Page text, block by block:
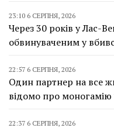
23:10 6 СЕРПНЯ, 2026
Через 30 років у Лас-
обвинуваченим у
22:57 6 СЕРПНЯ, 2026
Один партнер на все
відомо про моногамію
22:37 6 СЕРПНЯ, 2026